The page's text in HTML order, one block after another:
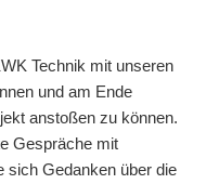
Technik mit unseren
und am Ende
anstoßen zu können.
Gespräche mit
sich Gedanken über die